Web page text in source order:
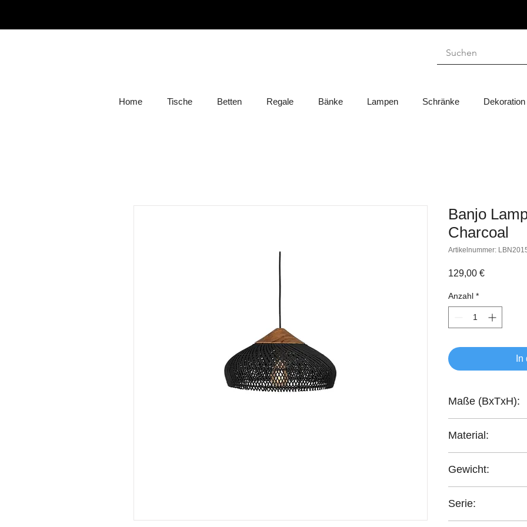
Home Tische Betten Regale Bänke Lampen Schränke Dekoration
Banjo
Charcoal
Artikelnummer:
129,00 €Preis
Anzahl *
Maße (BxTxH):
Material:
Gewicht:
Serie: